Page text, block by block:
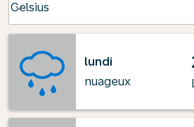
Celsius
keyboard_arrow_down
lundi
nuageux